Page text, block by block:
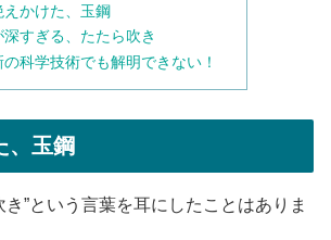
えかけた、玉鋼
深すぎる、たたら吹き
の科学技術でも解明できない！
、玉鋼
き”という言葉を耳にしたことはありま